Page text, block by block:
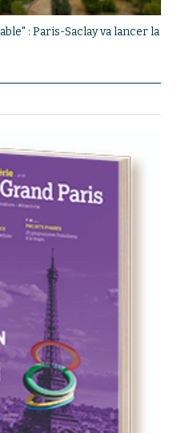
: Paris-Saclay va lancer la